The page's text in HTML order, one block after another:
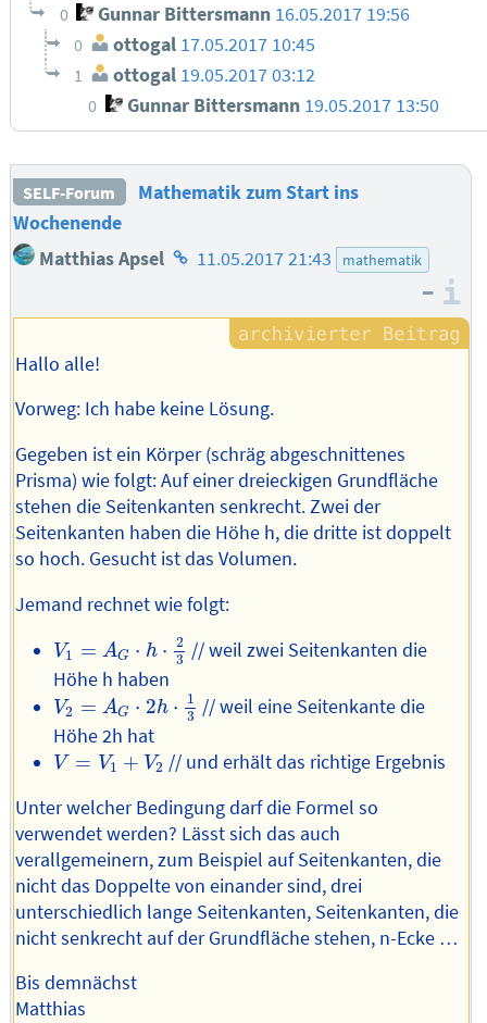
0 Gunnar Bittersmann 16.05.2017 19:56
0 ottogal 17.05.2017 10:45
1 ottogal 19.05.2017 03:12
0 Gunnar Bittersmann 19.05.2017 13:50
SELF-Forum
Mathematik zum Start ins
Wochenende
Matthias Apsel Homepage
Autors
11.05.2017 21:43 mathematik
–
Hallo alle!
Vorweg: Ich habe keine Lösung.
Gegeben ist ein Körper (schräg abgeschnittenes
Prisma) wie folgt: Auf einer dreieckigen Grundfläche
stehen die Seitenkanten senkrecht. Zwei der
Seitenkanten haben die Höhe h, die dritte ist doppelt
so hoch. Gesucht ist das Volumen.
Jemand rechnet wie folgt:
V1 = AG ⋅ h ⋅ 2
3
V1 ⋅h 3
// weil zwei Seitenkanten die
Höhe h haben
V2 = AG ⋅ 2h ⋅
1
3
V2=AG⋅2h⋅13
// weil eine Seitenkante die
Höhe 2h hat
V = V1 + V2
V= +V
// und erhält das richtige Ergebnis
Unter welcher Bedingung darf die Formel so
verwendet werden? Lässt sich das auch
verallgemeinern, zum Beispiel auf Seitenkanten, die
nicht das Doppelte von einander sind, drei
unterschiedlich lange Seitenkanten, Seitenkanten, die
nicht senkrecht auf der Grundfläche stehen, n-Ecke …
Bis demnächst
Matthias